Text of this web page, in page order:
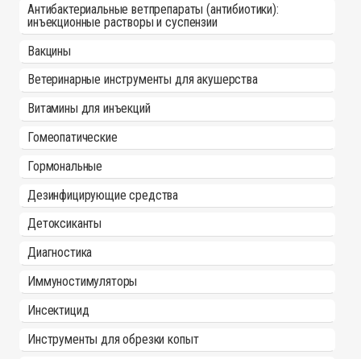
Антибактериальные ветпрепараты (антибиотики):
инъекционные растворы и суспензии
Вакцины
Ветеринарные инструменты для акушерства
Витамины для инъекций
Гомеопатические
Гормональные
Дезинфицирующие средства
Детоксиканты
Диагностика
Иммуностимуляторы
Инсектицид
Инструменты для обрезки копыт